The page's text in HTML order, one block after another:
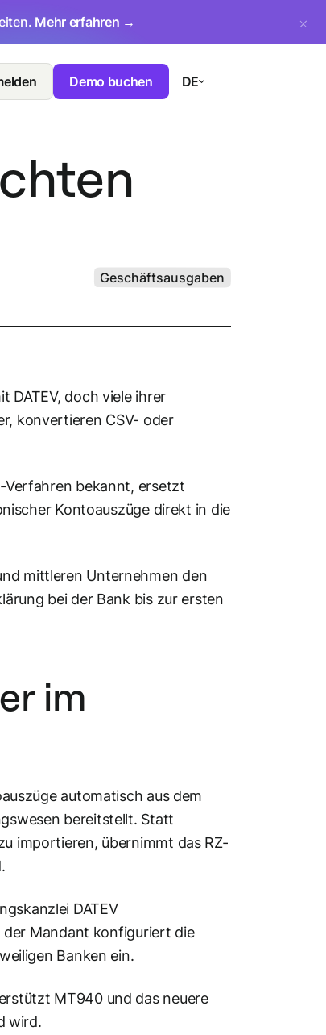
Mehr erfahren →
Demo buchen DE
Geschäftsausgaben
DATEV, doch viele ihrer
konvertieren CSV- oder
Verfahren bekannt, ersetzt
Kontoauszüge direkt in die
mittleren Unternehmen den
bei der Bank bis zur ersten
im
automatisch aus dem
bereitstellt. Statt
importieren, übernimmt das RZ-
DATEV
der Mandant konfiguriert die
Banken ein.
MT940 und das neuere
wird.